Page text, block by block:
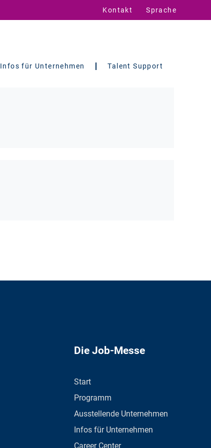
Kontakt Sprache
Infos für Unternehmen Talent Support
Die Job-Messe
Start
Programm
Ausstellende Unternehmen
Infos für Unternehmen
Career Center